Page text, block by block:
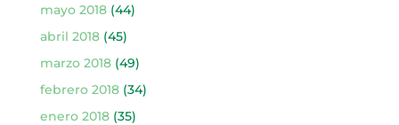
mayo 2018(44)
abril 2018(45)
marzo 2018(49)
febrero 2018(34)
enero 2018(35)